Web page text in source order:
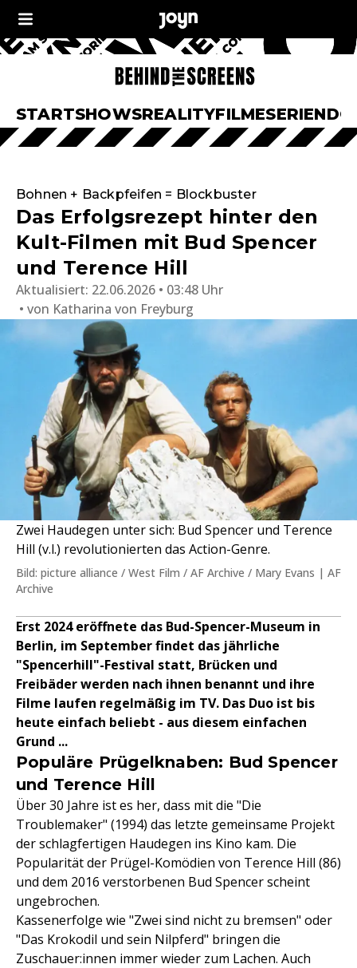
STARTSHOWSREALITYFILMESERIEN
Bohnen + Backpfeifen = Blockbuster
Das Erfolgsrezept hinter den
Kult-Filmen mit Bud Spencer
und Terence Hill
Aktualisiert: 22.06.2026 • 03:48 Uhr
von Katharina von Freyburg
Zwei Haudegen unter sich: Bud Spencer und Terence
Hill (v.l.) revolutionierten das Action-Genre.
Bild: picture alliance / West Film / AF Archive / Mary Evans | AF
Archive
Erst 2024 eröffnete das Bud-Spencer-Museum in
Berlin, im September findet das jährliche
"Spencerhill"-Festival statt, Brücken und
Freibäder werden nach ihnen benannt und ihre
Filme laufen regelmäßig im TV. Das Duo ist bis
heute einfach beliebt - aus diesem einfachen
Grund ...
Populäre Prügelknaben: Bud Spencer
und Terence Hill
Über 30 Jahre ist es her, dass mit die "Die
Troublemaker" (1994) das letzte gemeinsame Projekt
der schlagfertigen Haudegen ins Kino kam. Die
Popularität der Prügel-Komödien von Terence Hill (86)
und dem 2016 verstorbenen Bud Spencer scheint
ungebrochen.
Kassenerfolge wie "Zwei sind nicht zu bremsen" oder
"Das Krokodil und sein Nilpferd" bringen die
Zuschauer:innen immer wieder zum Lachen. Auch